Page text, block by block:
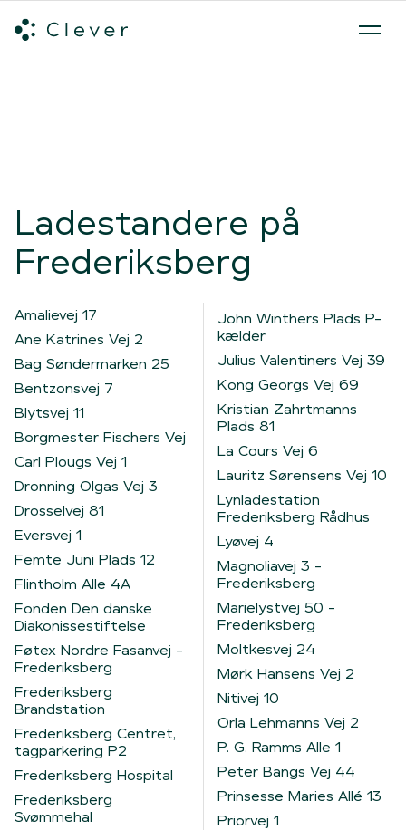
Ladestandere på
Frederiksberg
Amalievej 17
Ane Katrines Vej 2
Bag Søndermarken 25
Bentzonsvej 7
Blytsvej 11
Borgmester Fischers Vej
Carl Plougs Vej 1
Dronning Olgas Vej 3
Drosselvej 81
Eversvej 1
Femte Juni Plads 12
Flintholm Alle 4A
Fonden Den danske
Diakonissestiftelse
Føtex Nordre Fasanvej -
Frederiksberg
Frederiksberg
Brandstation
Frederiksberg Centret,
tagparkering P2
Frederiksberg Hospital
Frederiksberg
Svømmehal
John Winthers Plads P-
kælder
Julius Valentiners Vej 39
Kong Georgs Vej 69
Kristian Zahrtmanns
Plads 81
La Cours Vej 6
Lauritz Sørensens Vej 10
Lynladestation
Frederiksberg Rådhus
Lyøvej 4
Magnoliavej 3 -
Frederiksberg
Marielystvej 50 -
Frederiksberg
Moltkesvej 24
Mørk Hansens Vej 2
Nitivej 10
Orla Lehmanns Vej 2
P. G. Ramms Alle 1
Peter Bangs Vej 44
Prinsesse Maries Allé 13
Priorvej 1